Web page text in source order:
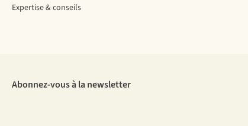
Expertise & conseils
Abonnez-vous à la newsletter